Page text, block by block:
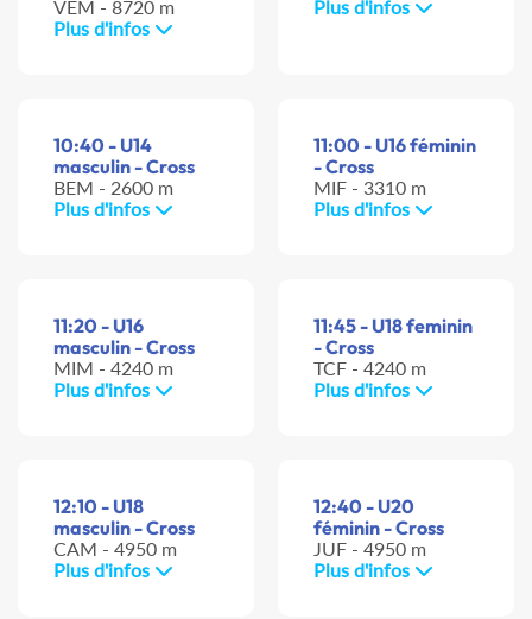
VEM - 8720 m
Plus d'infos
Plus d'infos
10:40 - U14
masculin - Cross
BEM - 2600 m
Plus d'infos
11:00 - U16 féminin
- Cross
MIF - 3310 m
Plus d'infos
11:20 - U16
masculin - Cross
MIM - 4240 m
Plus d'infos
11:45 - U18 feminin
- Cross
TCF - 4240 m
Plus d'infos
12:10 - U18
masculin - Cross
CAM - 4950 m
Plus d'infos
12:40 - U20
féminin - Cross
JUF - 4950 m
Plus d'infos